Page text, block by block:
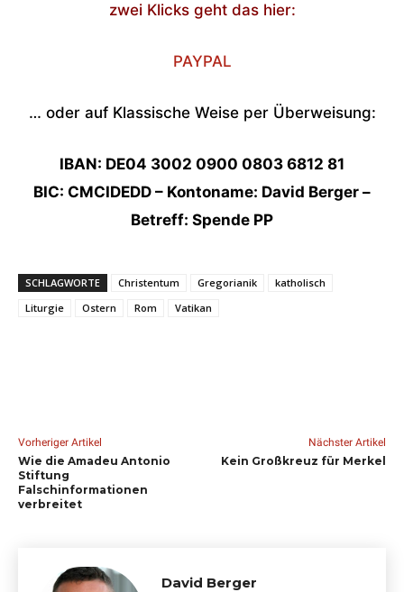
zwei Klicks geht das hier:
PAYPAL
… oder auf Klassische Weise per Überweisung:
IBAN: DE04 3002 0900 0803 6812 81
BIC: CMCIDEDD – Kontoname: David Berger –
Betreff: Spende PP
SCHLAGWORTE Christentum Gregorianik
katholisch
Liturgie
Ostern Rom Vatikan
Vorheriger Artikel
Wie die Amadeu Antonio
Stiftung
Falschinformationen
verbreitet
Nächster Artikel
Kein Großkreuz für Merkel
David Berger